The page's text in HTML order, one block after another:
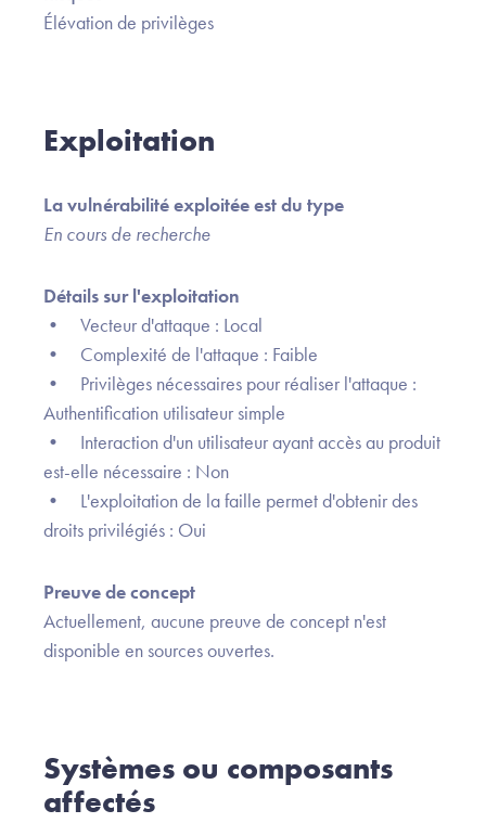
Élévation de privilèges
Exploitation
La vulnérabilité exploitée est du type
En cours de recherche
Détails sur l'exploitation
• Vecteur d'attaque : Local
• Complexité de l'attaque : Faible
• Privilèges nécessaires pour réaliser l'attaque :
Authentification utilisateur simple
• Interaction d'un utilisateur ayant accès au produit
est-elle nécessaire : Non
• L'exploitation de la faille permet d'obtenir des
droits privilégiés : Oui
Preuve de concept
Actuellement, aucune preuve de concept n'est
disponible en sources ouvertes.
Systèmes ou composants
affectés